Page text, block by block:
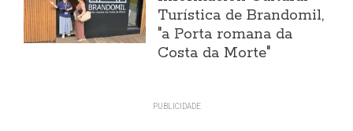
Turística de Brandomil,
"a Porta romana da
Costa da Morte"